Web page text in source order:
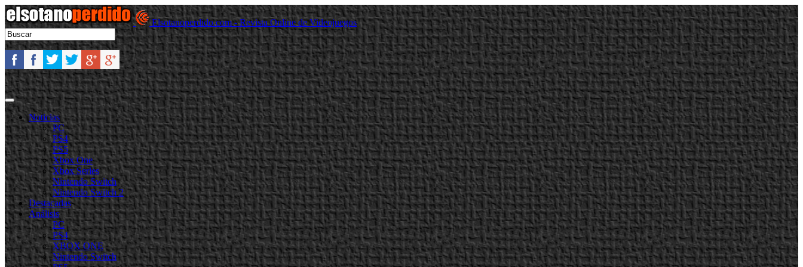
Elsotanoperdido.com - Revista Online de Videojuegos
Noticias
PC
PS4
PS5
Xbox One
Xbox Series
Nintendo Switch
Nintendo Switch 2
Destacadas
Análisis
PC
PS4
XBOX ONE
Nintendo Switch